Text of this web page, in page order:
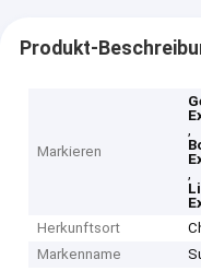
Produkt-
Markieren
,
,
Herkunftsort
Markenname